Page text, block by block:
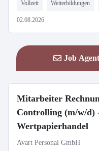
Vollzeit Weiterbildungen
02.08.2026
Job
Mitarbeiter
Controlling (m/w/d)
Wertpapierhandel
Avart Personal GmbH